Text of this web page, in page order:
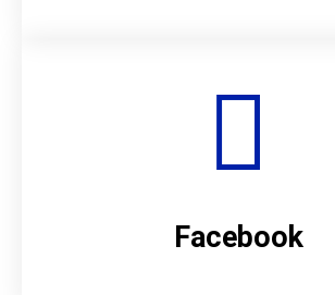
Facebook